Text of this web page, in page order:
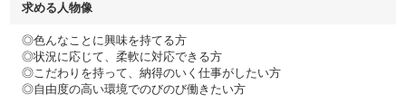
求める人物像
◎色んなことに興味を持てる方
◎状況に応じて、柔軟に対応できる方
◎こだわりを持って、納得のいく仕事がしたい方
◎自由度の高い環境でのびのび働きたい方